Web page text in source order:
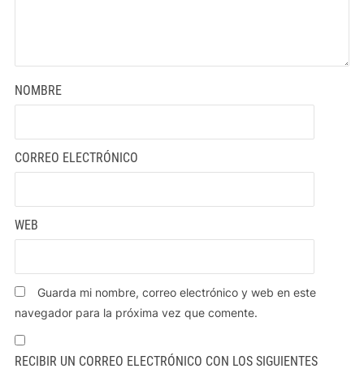
NOMBRE
CORREO ELECTRÓNICO
WEB
Guarda mi nombre, correo electrónico y web en este
navegador para la próxima vez que comente.
RECIBIR UN CORREO ELECTRÓNICO CON LOS SIGUIENTES